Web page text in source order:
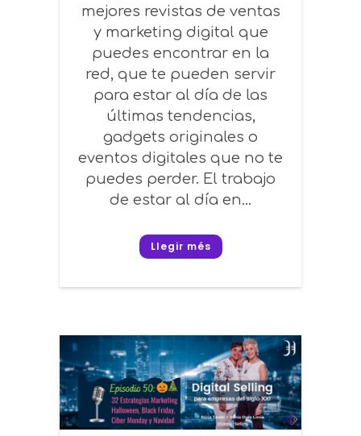
mejores revistas de ventas
y marketing digital que
puedes encontrar en la
red, que te pueden servir
para estar al día de las
últimas tendencias,
gadgets originales o
eventos digitales que no te
puedes perder. El trabajo
de estar al día en...
Llegir més